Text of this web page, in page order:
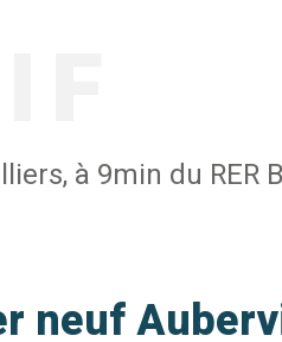
à 9min du RER
neuf